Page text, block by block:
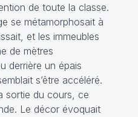
de toute la classe.
se métamorphosait à
et les immeubles
de mètres
derrière un épais
s’être accéléré.
sortie du cours, ce
Le décor évoquait